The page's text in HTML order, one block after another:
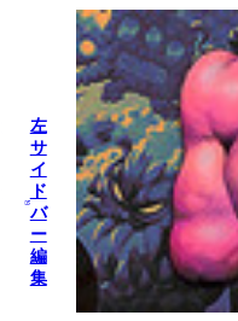
左
サ
イ
ド
バ
ー
編
集